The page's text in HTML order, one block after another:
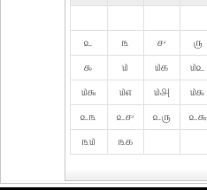
௨
௩ ௪ ௫
௯
௰ ௰௧ ௰௨
௰௬
௰௭ ௰௮ ௰௯
௨௩
௨௪ ௨௫ ௨௬
௩௰
௩௧